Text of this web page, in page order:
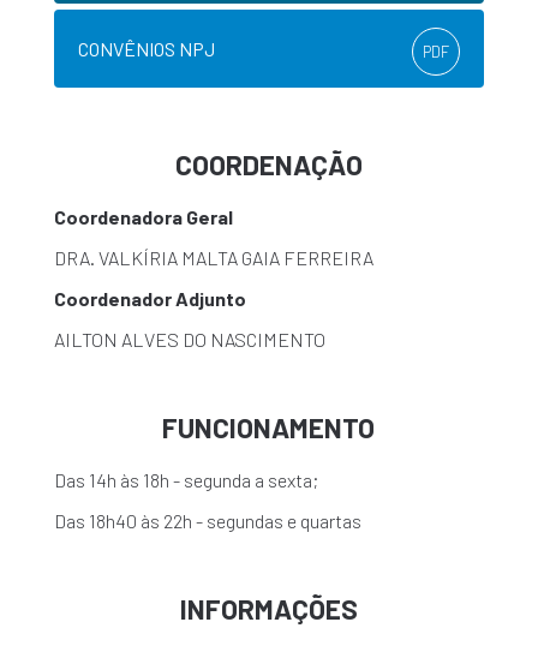
CONVÊNIOS NPJ PDF
COORDENAÇÃO
Coordenadora Geral
DRA. VALKÍRIA MALTA GAIA FERREIRA
Coordenador Adjunto
AILTON ALVES DO NASCIMENTO
FUNCIONAMENTO
Das 14h às 18h - segunda a sexta;
Das 18h40 às 22h - segundas e quartas
INFORMAÇÕES